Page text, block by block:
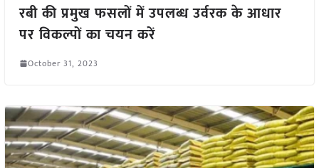
रबी की प्रमुख फसलों में उपलब्ध उर्वरक के आधार
पर विकल्पों का चयन करें
October 31, 2023